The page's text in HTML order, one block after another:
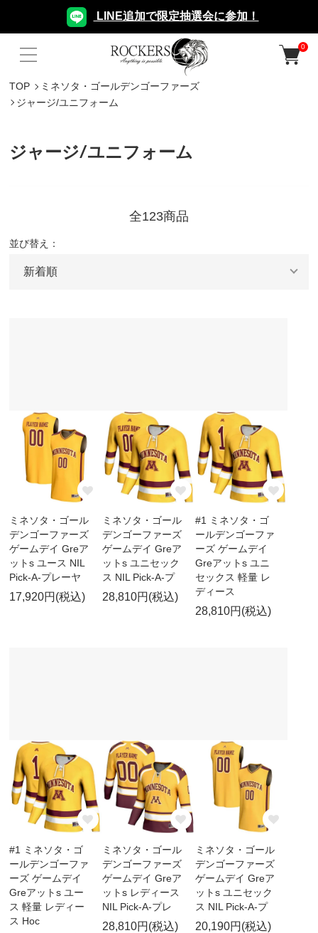
LINE追加で限定抽選会に参加！
0
TOP
ミネソタ・ゴールデンゴーファーズ
ジャージ/ユニフォーム
ジャージ/ユニフォーム
全123商品
並び替え：
ミネソタ・ゴール
デンゴーファーズ
ゲームデイ Greア
ットs ユース NIL
Pick-A-プレーヤ
17,920円(税込)
ミネソタ・ゴール
デンゴーファーズ
ゲームデイ Greア
ットs ユニセック
ス NIL Pick-A-プ
28,810円(税込)
#1 ミネソタ・ゴ
ールデンゴーファ
ーズ ゲームデイ
Greアットs ユニ
セックス 軽量 レ
ディース
28,810円(税込)
#1 ミネソタ・ゴ
ールデンゴーファ
ーズ ゲームデイ
Greアットs ユー
ス 軽量 レディー
ス Hoc
ミネソタ・ゴール
デンゴーファーズ
ゲームデイ Greア
ットs レディース
NIL Pick-A-プレ
28,810円(税込)
ミネソタ・ゴール
デンゴーファーズ
ゲームデイ Greア
ットs ユニセック
ス NIL Pick-A-プ
20,190円(税込)